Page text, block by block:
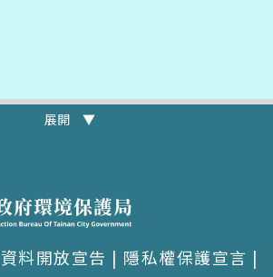
展開 ▼
資料開放宣告 | 隱私權保護宣言 |